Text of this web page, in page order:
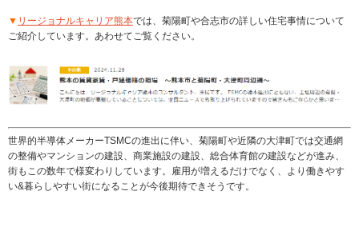
▼ リージョナルキャリア熊本では、菊陽町や合志市の詳しい住宅事情について
ご紹介しています。あわせてご覧ください。
世界的半導体メーカーTSMCの進出に伴い、菊陽町や近隣の大津町では交通網
の整備やマンションの建設、商業施設の建設、総合体育館の建設などが進み、
街もこの数年で様変わりしています。雇用が増えるだけでなく、より働きやす
い&暮らしやすい街になることが今後期待できそうです。